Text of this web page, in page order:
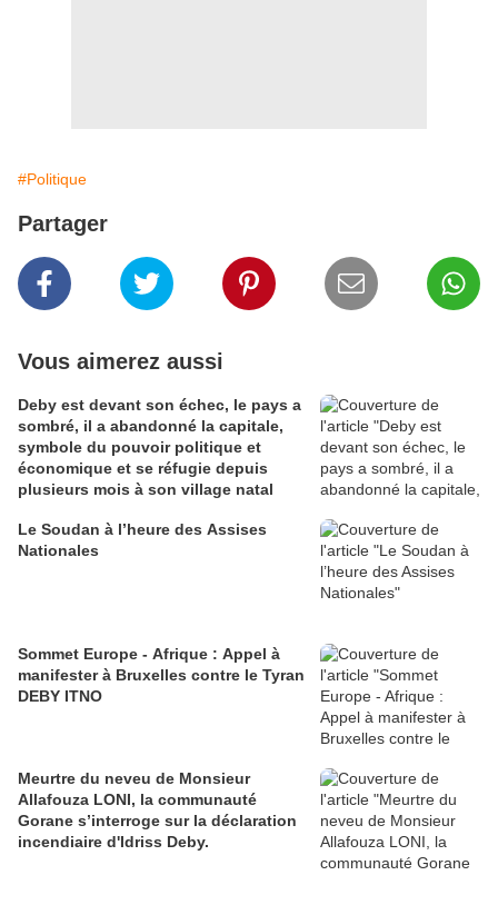
#Politique
Partager
Vous aimerez aussi
Deby est devant son échec, le pays a
sombré, il a abandonné la capitale,
symbole du pouvoir politique et
économique et se réfugie depuis
plusieurs mois à son village natal
Le Soudan à l’heure des Assises
Nationales
Sommet Europe - Afrique : Appel à
manifester à Bruxelles contre le Tyran
DEBY ITNO
Meurtre du neveu de Monsieur
Allafouza LONI, la communauté
Gorane s’interroge sur la déclaration
incendiaire d'Idriss Deby.